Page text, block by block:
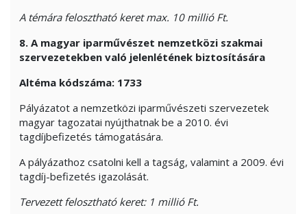
A témára felosztható keret max. 10 millió Ft.
8. Amagyar iparművészet nemzetközi szakmai
szervezetekben való jelenlétének biztosítására
Altéma kódszáma: 1733
Pályázatot a nemzetközi iparművészeti szervezetek
magyar tagozatai nyújthatnak be a 2010. évi
tagdíjbefizetés támogatására.
A pályázathoz csatolni kell a tagság, valamint a 2009. évi
tagdíj-befizetés igazolását.
Tervezett felosztható keret: 1 millió Ft.